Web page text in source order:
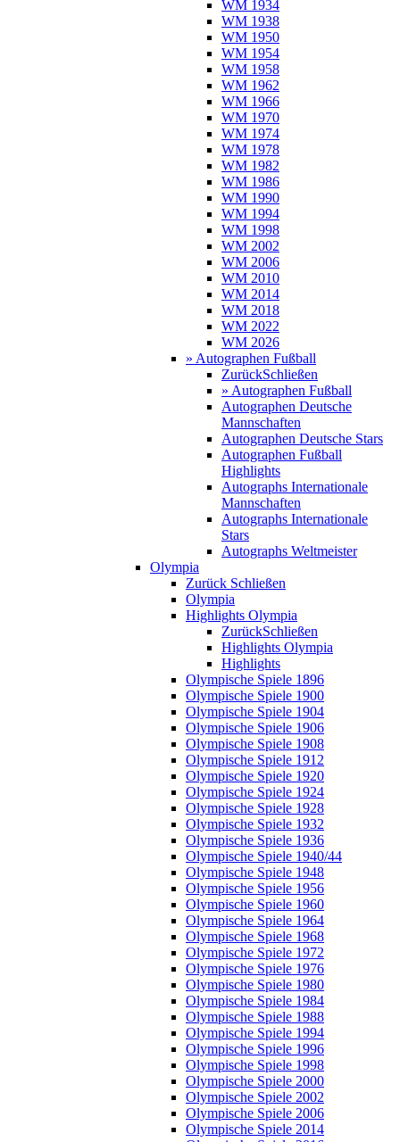
WM 1934
WM 1938
WM 1950
WM 1954
WM 1958
WM 1962
WM 1966
WM 1970
WM 1974
WM 1978
WM 1982
WM 1986
WM 1990
WM 1994
WM 1998
WM 2002
WM 2006
WM 2010
WM 2014
WM 2018
WM 2022
WM 2026
» Autographen Fußball
ZurückSchließen
» Autographen Fußball
Autographen Deutsche
Mannschaften
Autographen Deutsche Stars
Autographen Fußball
Highlights
Autographs Internationale
Mannschaften
Autographs Internationale
Stars
Autographs Weltmeister
Olympia
Zurück Schließen
Olympia
Highlights Olympia
ZurückSchließen
Highlights Olympia
Highlights
Olympische Spiele 1896
Olympische Spiele 1900
Olympische Spiele 1904
Olympische Spiele 1906
Olympische Spiele 1908
Olympische Spiele 1912
Olympische Spiele 1920
Olympische Spiele 1924
Olympische Spiele 1928
Olympische Spiele 1932
Olympische Spiele 1936
Olympische Spiele 1940/44
Olympische Spiele 1948
Olympische Spiele 1956
Olympische Spiele 1960
Olympische Spiele 1964
Olympische Spiele 1968
Olympische Spiele 1972
Olympische Spiele 1976
Olympische Spiele 1980
Olympische Spiele 1984
Olympische Spiele 1988
Olympische Spiele 1994
Olympische Spiele 1996
Olympische Spiele 1998
Olympische Spiele 2000
Olympische Spiele 2002
Olympische Spiele 2006
Olympische Spiele 2014